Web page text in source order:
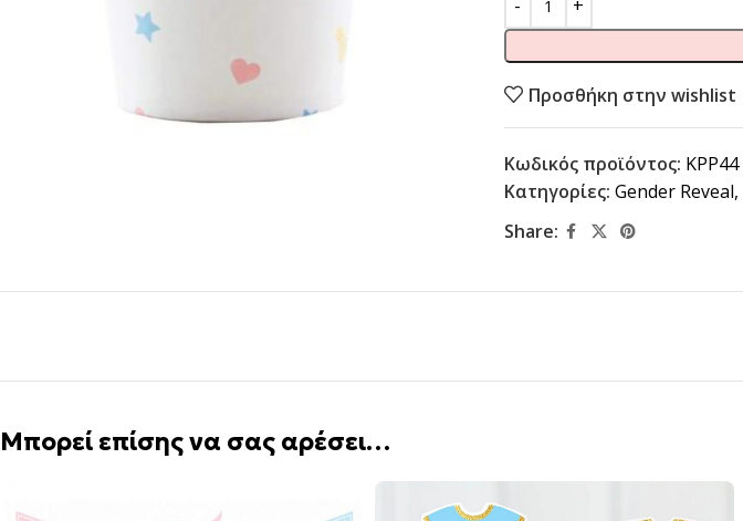
Προσθήκη στην wishlist
Κωδικός προϊόντος: KPP44
Κατηγορίες: Gender Reveal,
Share:
Μπορεί επίσης να σας αρέσει…